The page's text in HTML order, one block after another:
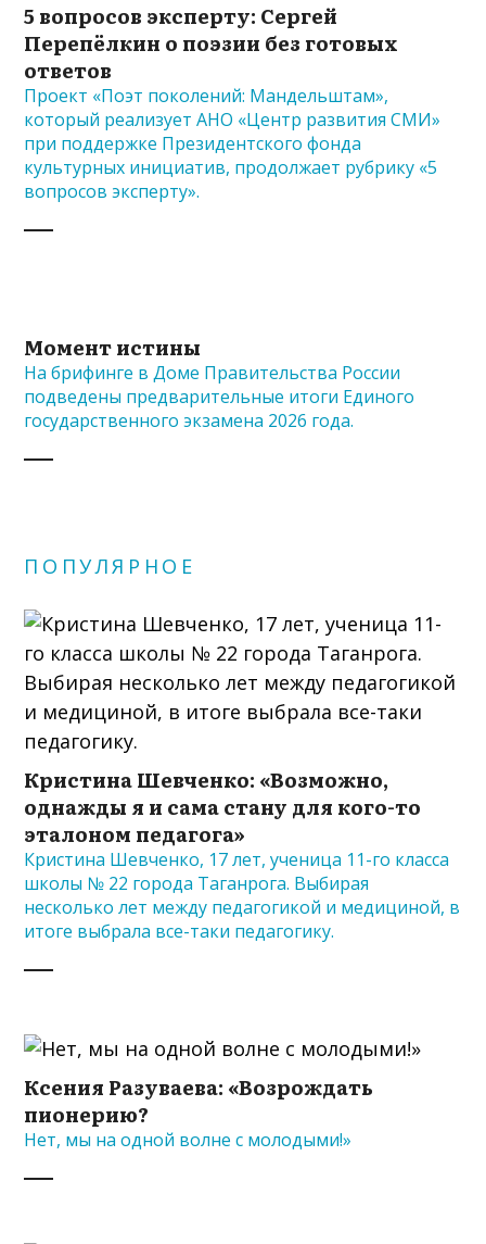
5 вопросов эксперту: Сергей
Перепёлкин о поэзии без готовых
ответов
Проект «Поэт поколений: Мандельштам»,
который реализует АНО «Центр развития СМИ»
при поддержке Президентского фонда
культурных инициатив, продолжает рубрику «5
вопросов эксперту».
Момент истины
На брифинге в Доме Правительства России
подведены предварительные итоги Единого
государственного экзамена 2026 года.
ПОПУЛЯРНОЕ
Кристина Шевченко: «Возможно,
однажды я и сама стану для кого-то
эталоном педагога»
Кристина Шевченко, 17 лет, ученица 11-го класса
школы № 22 города Таганрога. Выбирая
несколько лет между педагогикой и медициной, в
итоге выбрала все-таки педагогику.
Ксения Разуваева: «Возрождать
пионерию?
Нет, мы на одной волне с молодыми!»